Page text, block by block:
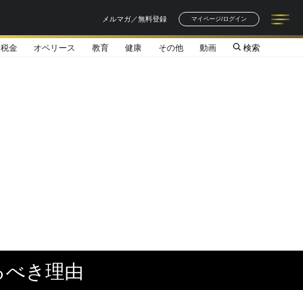
メルマガ／無料登録
マイページ/ログイン
記事一覧
著者一覧
税金 オペリース 教育 健康 その他 動画 検索
べき理由